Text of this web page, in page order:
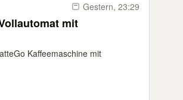
Gestern, 23:29
mit
Kaffeemaschine mit